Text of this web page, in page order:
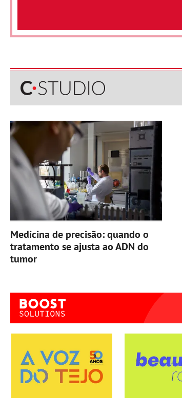
Medicina de precisão: quando o
tratamento se ajusta ao ADN do
tumor